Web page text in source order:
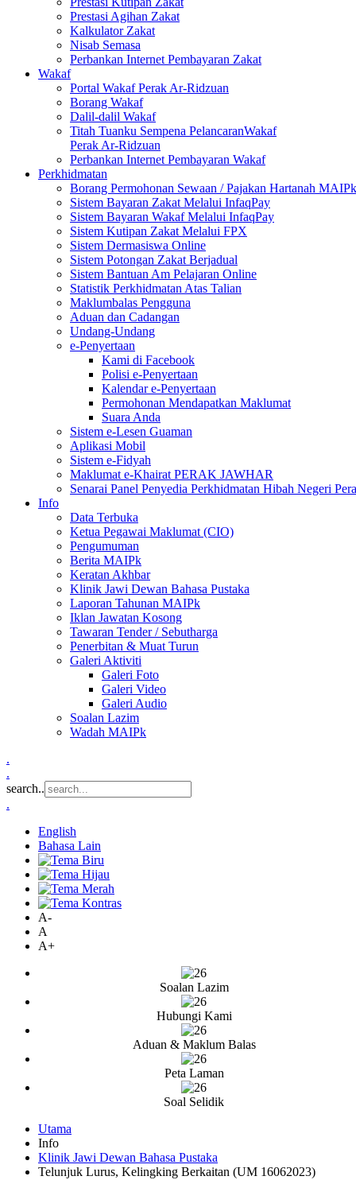
Prestasi Agihan Zakat
Kalkulator Zakat
Nisab Semasa
Perbankan Internet Pembayaran Zakat
Wakaf
Portal Wakaf Perak Ar-Ridzuan
Borang Wakaf
Dalil-dalil Wakaf
Titah Tuanku Sempena PelancaranWakaf
Perak Ar-Ridzuan
Perbankan Internet Pembayaran Wakaf
Perkhidmatan
Borang Permohonan Sewaan / Pajakan Hartanah MAIPk
Sistem Bayaran Zakat Melalui InfaqPay
Sistem Bayaran Wakaf Melalui InfaqPay
Sistem Kutipan Zakat Melalui FPX
Sistem Dermasiswa Online
Sistem Potongan Zakat Berjadual
Sistem Bantuan Am Pelajaran Online
Statistik Perkhidmatan Atas Talian
Maklumbalas Pengguna
Aduan dan Cadangan
Undang-Undang
e-Penyertaan
Kami di Facebook
Polisi e-Penyertaan
Kalendar e-Penyertaan
Permohonan Mendapatkan Maklumat
Suara Anda
Sistem e-Lesen Guaman
Aplikasi Mobil
Sistem e-Fidyah
Maklumat e-Khairat PERAK JAWHAR
Senarai Panel Penyedia Perkhidmatan Hibah Negeri
Info
Data Terbuka
Ketua Pegawai Maklumat (CIO)
Pengumuman
Berita MAIPk
Keratan Akhbar
Klinik Jawi Dewan Bahasa Pustaka
Laporan Tahunan MAIPk
Iklan Jawatan Kosong
Tawaran Tender / Sebutharga
Penerbitan & Muat Turun
Galeri Aktiviti
Galeri Foto
Galeri Video
Galeri Audio
Soalan Lazim
Wadah MAIPk
.
.
search..
.
English
Bahasa Lain
A-
A
A+
Soalan Lazim
Hubungi Kami
Aduan & Maklum Balas
Peta Laman
Soal Selidik
Utama
Info
Klinik Jawi Dewan Bahasa Pustaka
Telunjuk Lurus, Kelingking Berkaitan (UM 16062023)